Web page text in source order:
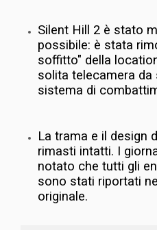
Silent Hill 2 è stato
possibile: è stata
soffitto" della
solita telecamera da
sistema di
La trama e il design
rimasti intatti. I
notato che tutti gli
sono stati riportati
originale.